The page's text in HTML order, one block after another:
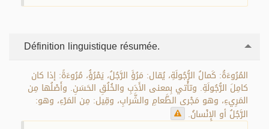
Définition linguistique résumée.
المُرُوءَةُ: كَمالُ الرُّجُولَةِ، يُقال: مَرُؤَ الرَّجُلُ، يَمْرُؤُ، مُرُوءَةً: إذا كان
كامِلَ الرُّجُولَةِ. وتأْتي بِمعنى الأَدَبِ والخُلُقِ الحَسَنِ. وأَصْلُها مِن
المَرِيءِ، وهو مَجْرى الطَّعامِ والشَّرابِ، وقِيل: مِن المَرْءِ، وهو:
الرَّجُلُ أو الإِنْسانُ.